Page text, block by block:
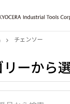
チェンソー
ーから